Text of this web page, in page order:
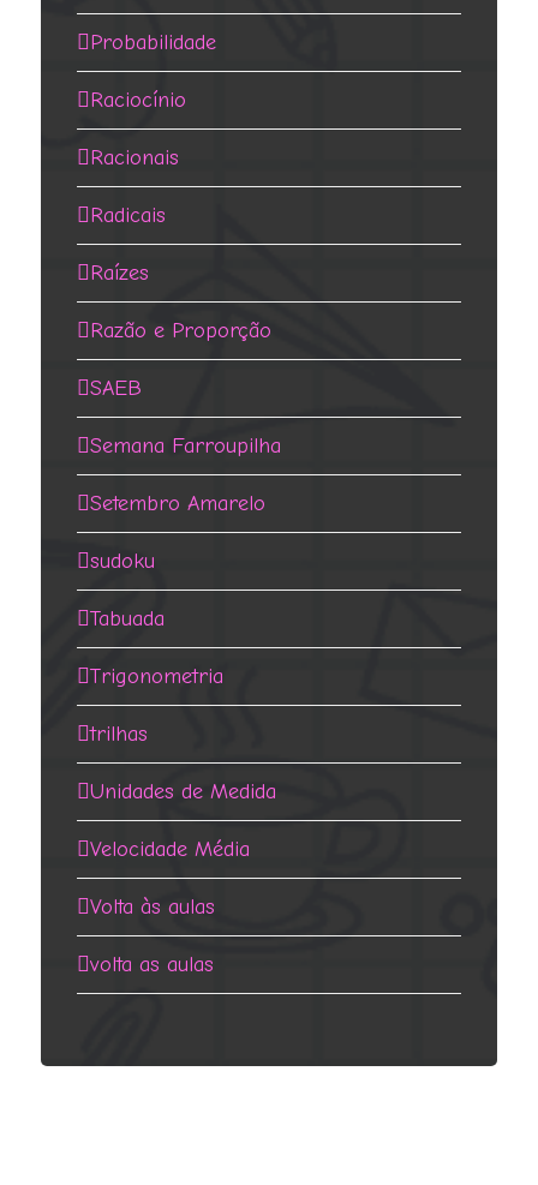
Probabilidade
Raciocínio
Racionais
Radicais
Raízes
Razão e Proporção
SAEB
Semana Farroupilha
Setembro Amarelo
sudoku
Tabuada
Trigonometria
trilhas
Unidades de Medida
Velocidade Média
Volta às aulas
volta as aulas